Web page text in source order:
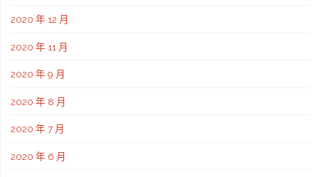
2020 年 12 月
2020 年 11 月
2020 年 9 月
2020 年 8 月
2020 年 7 月
2020 年 6 月